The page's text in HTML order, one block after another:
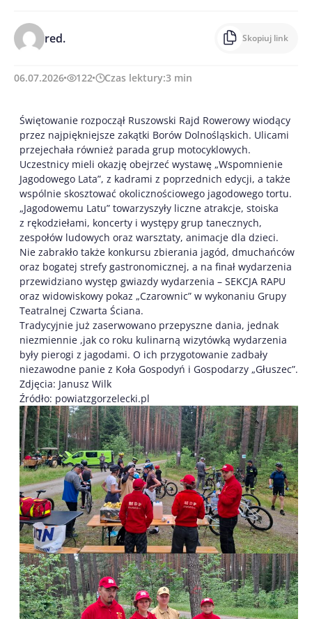
red. Skopiuj link
06.07.2026 122 Czas lektury:3 min
Świętowanie rozpoczął Ruszowski Rajd Rowerowy wiodący
przez najpiękniejsze zakątki Borów Dolnośląskich. Ulicami
przejechała również parada grup motocyklowych.
Uczestnicy mieli okazję obejrzeć wystawę „Wspomnienie
Jagodowego Lata”, z kadrami z poprzednich edycji, a także
wspólnie skosztować okolicznościowego jagodowego tortu.
„Jagodowemu Latu” towarzyszyły liczne atrakcje, stoiska
z rękodziełami, koncerty i występy grup tanecznych,
zespołów ludowych oraz warsztaty, animacje dla dzieci.
Nie zabrakło także konkursu zbierania jagód, dmuchańców
oraz bogatej strefy gastronomicznej, a na finał wydarzenia
przewidziano występ gwiazdy wydarzenia – SEKCJA RAPU
oraz widowiskowy pokaz „Czarownic” w wykonaniu Grupy
Teatralnej Czwarta Ściana.
Tradycyjnie już zaserwowano przepyszne dania, jednak
niezmiennie ,jak co roku kulinarną wizytówką wydarzenia
były pierogi z jagodami. O ich przygotowanie zadbały
niezawodne panie z Koła Gospodyń i Gospodarzy „Głuszec”.
Zdjęcia: Janusz Wilk
Źródło: powiatzgorzelecki.pl